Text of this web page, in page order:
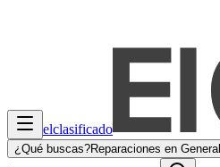
elclasificado
¿Qué buscas?Reparaciones en General